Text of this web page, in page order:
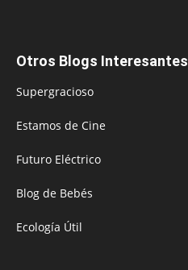
Otros Blogs Interesantes
Supergracioso
Estamos de Cine
Futuro Eléctrico
Blog de Bebés
Ecología Útil